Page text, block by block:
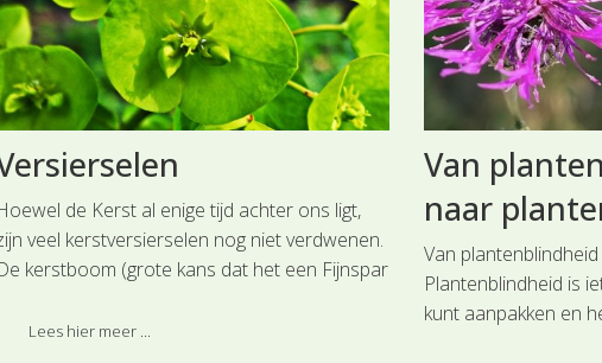
de Kerst al enige tijd achter ons ligt,
veel kerstversierselen nog niet verdwenen.
kerstboom (grote kans dat het een Fijnspar
deur uit, maar de kerstkransen en kerststerren
Lees hier meer ...
Van
naar
Van
Plantenblindheid is
kunt aanpakken en